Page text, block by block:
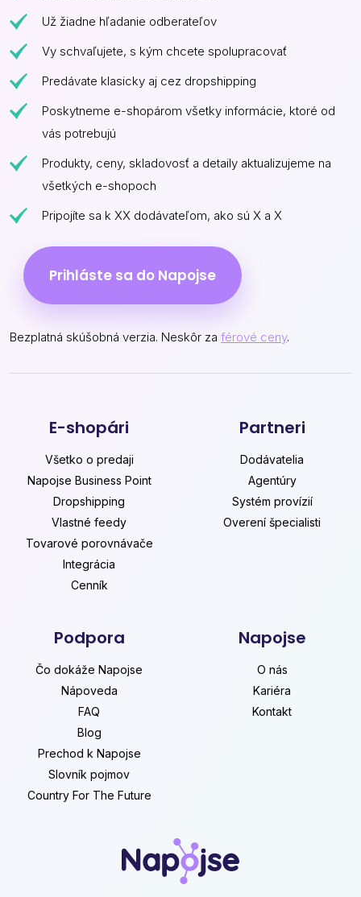
Už žiadne hľadanie odberateľov
Vy schvaľujete, s kým chcete spolupracovať
Predávate klasicky aj cez dropshipping
Poskytneme e-shopárom všetky informácie, ktoré od
vás potrebujú
Produkty, ceny, skladovosť a detaily aktualizujeme na
všetkých e-shopoch
Pripojíte sa k XX dodávateľom, ako sú X a X
Prihláste sa do Napojse
Bezplatná skúšobná verzia. Neskôr za férové ceny.
E-shopári
Všetko o predaji
Napojse Business Point
Dropshipping
Vlastné feedy
Tovarové porovnávače
Integrácia
Cenník
Partneri
Dodávatelia
Agentúry
Systém provízií
Overení špecialisti
Podpora
Čo dokáže Napojse
Nápoveda
FAQ
Blog
Prechod k Napojse
Slovník pojmov
Country For The Future
Napojse
O nás
Kariéra
Kontakt